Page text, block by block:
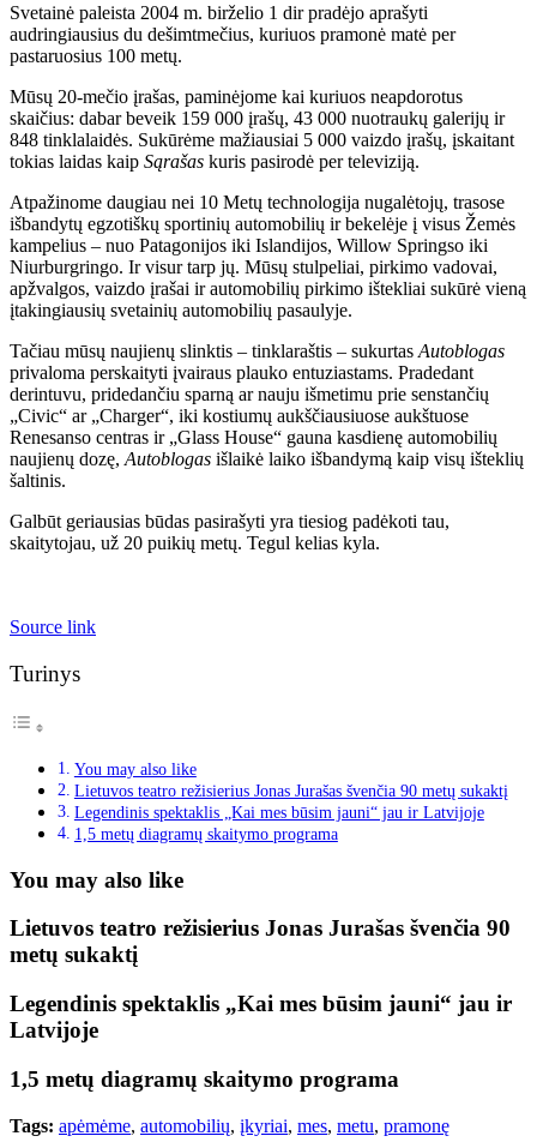
Svetainė paleista 2004 m. birželio 1 dir pradėjo aprašyti
audringiausius du dešimtmečius, kuriuos pramonė matė per
pastaruosius 100 metų.
Mūsų 20-mečio įrašas, paminėjome kai kuriuos neapdorotus
skaičius: dabar beveik 159 000 įrašų, 43 000 nuotraukų galerijų ir
848 tinklalaidės. Sukūrėme mažiausiai 5 000 vaizdo įrašų, įskaitant
tokias laidas kaip Sąrašas kuris pasirodė per televiziją.
Atpažinome daugiau nei 10 Metų technologija nugalėtojų, trasose
išbandytų egzotiškų sportinių automobilių ir bekelėje į visus Žemės
kampelius – nuo ​​Patagonijos iki Islandijos, Willow Springso iki
Niurburgringo. Ir visur tarp jų. Mūsų stulpeliai, pirkimo vadovai,
apžvalgos, vaizdo įrašai ir automobilių pirkimo ištekliai sukūrė vieną
įtakingiausių svetainių automobilių pasaulyje.
Tačiau mūsų naujienų slinktis – tinklaraštis – sukurtas Autoblogas
privaloma perskaityti įvairaus plauko entuziastams. Pradedant
derintuvu, pridedančiu sparną ar nauju išmetimu prie senstančių
„Civic“ ar „Charger“, iki kostiumų aukščiausiuose aukštuose
Renesanso centras ir „Glass House“ gauna kasdienę automobilių
naujienų dozę, Autoblogas išlaikė laiko išbandymą kaip visų išteklių
šaltinis.
Galbūt geriausias būdas pasirašyti yra tiesiog padėkoti tau,
skaitytojau, už 20 puikių metų. Tegul kelias kyla.
Source link
Turinys
You may also like
Lietuvos teatro režisierius Jonas Jurašas švenčia 90 metų sukaktį
Legendinis spektaklis „Kai mes būsim jauni“ jau ir Latvijoje
1,5 metų diagramų skaitymo programa
You may also like
Lietuvos teatro režisierius Jonas Jurašas švenčia 90
metų sukaktį
Legendinis spektaklis „Kai mes būsim jauni“ jau ir
Latvijoje
1,5 metų diagramų skaitymo programa
Tags: apėmėme, automobilių, įkyriai, mes, metu, pramonę